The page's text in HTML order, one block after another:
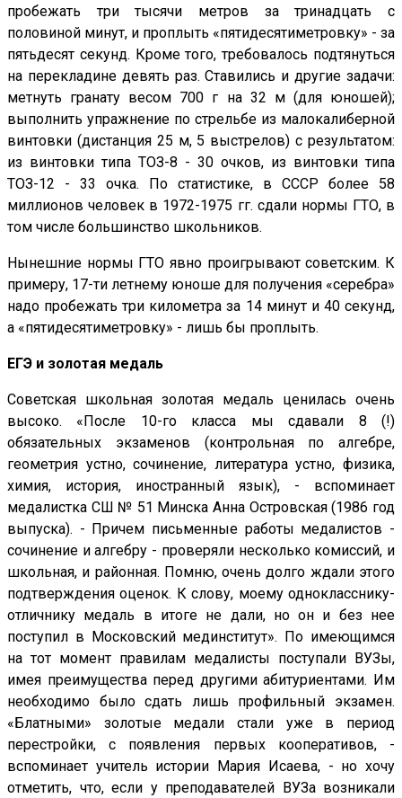
пробежать три тысячи метров за тринадцать с
половиной минут, и проплыть «пятидесятиметровку» - за
пятьдесят секунд. Кроме того, требовалось подтянуться
на перекладине девять раз. Ставились и другие задачи:
метнуть гранату весом 700 г на 32 м (для юношей);
выполнить упражнение по стрельбе из малокалиберной
винтовки (дистанция 25 м, 5 выстрелов) с результатом:
из винтовки типа ТОЗ-8 - 30 очков, из винтовки типа
ТОЗ-12 - 33 очка. По статистике, в СССР более 58
миллионов человек в 1972-1975 гг. сдали нормы ГТО, в
том числе большинство школьников.
Нынешние нормы ГТО явно проигрывают советским. К
примеру, 17-ти летнему юноше для получения «серебра»
надо пробежать три километра за 14 минут и 40 секунд,
а «пятидесятиметровку» - лишь бы проплыть.
ЕГЭ и золотая медаль
Советская школьная золотая медаль ценилась очень
высоко. «После 10-го класса мы сдавали 8 (!)
обязательных экзаменов (контрольная по алгебре,
геометрия устно, сочинение, литература устно, физика,
химия, история, иностранный язык), - вспоминает
медалистка СШ № 51 Минска Анна Островская (1986 год
выпуска). - Причем письменные работы медалистов -
сочинение и алгебру - проверяли несколько комиссий, и
школьная, и районная. Помню, очень долго ждали этого
подтверждения оценок. К слову, моему однокласснику-
отличнику медаль в итоге не дали, но он и без нее
поступил в Московский мединститут». По имеющимся
на тот момент правилам медалисты поступали ВУЗы,
имея преимущества перед другими абитуриентами. Им
необходимо было сдать лишь профильный экзамен.
«Блатными» золотые медали стали уже в период
перестройки, с появления первых кооперативов, -
вспоминает учитель истории Мария Исаева, - но хочу
отметить, что, если у преподавателей ВУЗа возникали